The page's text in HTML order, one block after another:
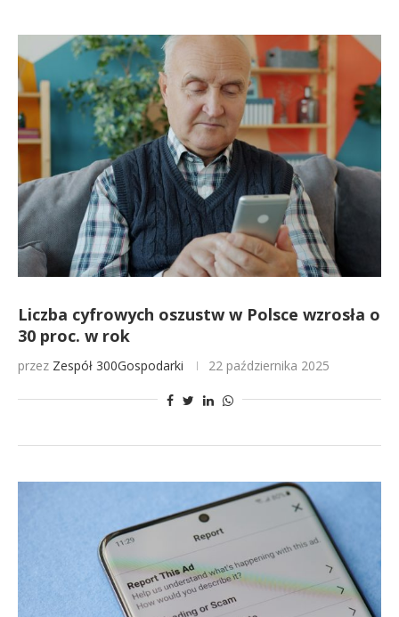
Liczba cyfrowych oszustw w Polsce wzrosła o
30 proc. w rok
przez Zespół 300Gospodarki 22 października 2025